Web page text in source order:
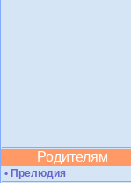
Родителям
• Прелюдия